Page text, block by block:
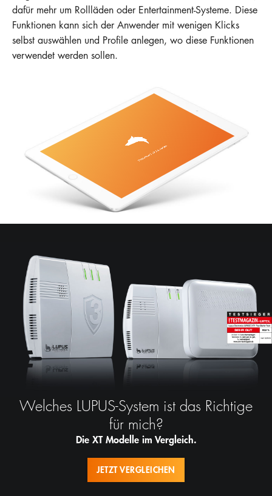
dafür mehr um Rollläden oder Entertainment-Systeme. Diese
Funktionen kann sich der Anwender mit wenigen Klicks
selbst auswählen und Profile anlegen, wo diese Funktionen
verwendet werden sollen.
Dashboard wird geladen
Garten
Welches LUPUS-System ist das Richtige
für mich?
Die XT Modelle im Vergleich.
JETZT VERGLEICHEN